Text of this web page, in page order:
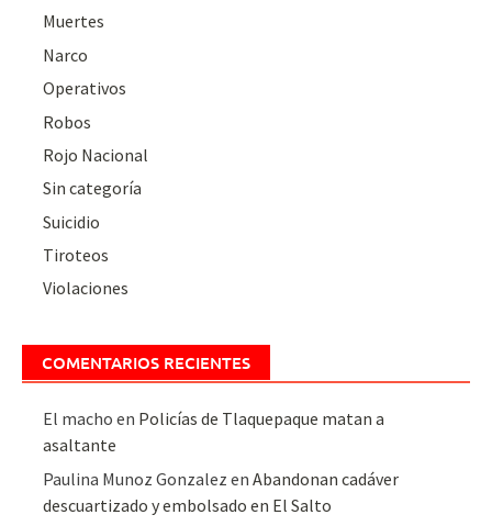
Muertes
Narco
Operativos
Robos
Rojo Nacional
Sin categoría
Suicidio
Tiroteos
Violaciones
COMENTARIOS RECIENTES
El macho en Policías de Tlaquepaque matan a
asaltante
Paulina Munoz Gonzalez enAbandonan cadáver
descuartizado y embolsado en El Salto